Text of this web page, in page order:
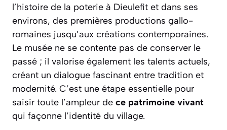
l’histoire de la poterie à Dieulefit et dans ses
environs, des premières productions gallo-
romaines jusqu’aux créations contemporaines.
Le musée ne se contente pas de conserver le
passé ; il valorise également les talents actuels,
créant un dialogue fascinant entre tradition et
modernité. C’est une étape essentielle pour
saisir toute l’ampleur de ce patrimoine vivant
qui façonne l’identité du village.